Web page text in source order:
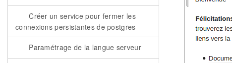
Créer un service pour fermer les
connexions persistantes de postgres
Paramétrage de la langue serveur